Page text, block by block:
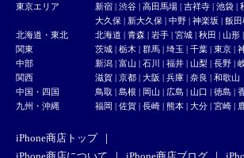
東京エリア 新宿 | 渋谷 | 高田馬場 | 吉祥寺 | 池袋 |
大久保 | 新大久保 | 中野 | 神楽坂 | 飯
北海道・東北
北海道 | 青森 | 岩手 | 宮城 | 秋田 | 山形
関東
茨城 | 栃木 | 群馬 | 埼玉 | 千葉 | 東京 |
中部
新潟 | 富山 | 石川 | 福井 | 山梨 | 長野 |
関西
滋賀 | 京都 | 大阪 | 兵庫 | 奈良 | 和歌山
中国・四国
鳥取 | 島根 | 岡山 | 広島 | 山口 | 徳島 |
九州・沖縄
福岡 | 佐賀 | 長崎 | 熊本 | 大分 | 宮崎 |
iPhone商店トップ